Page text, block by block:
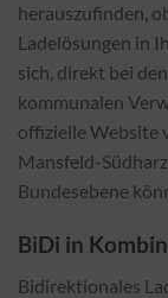
herauszufinden,
Ladelösungen in
sich, direkt bei
kommunalen
offizielle Website
Mansfeld-
Bundesebene
BiDi in
Bidirektionales